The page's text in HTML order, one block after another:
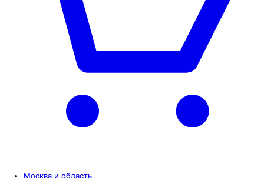
Москва и область